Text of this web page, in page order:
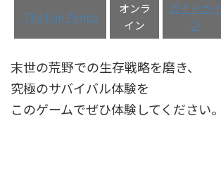
The Fun Pimps
オンラ
イン
ガイドライ
ン
末世の荒野での生存戦略を磨き、
究極のサバイバル体験を
このゲームでぜひ体験してください。